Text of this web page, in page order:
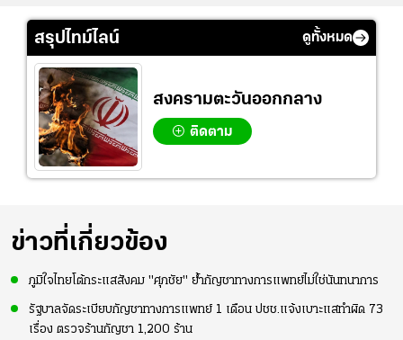
สรุปไทม์ไลน์ ดูทั้งหมด
สงครามตะวันออกกลาง
ติดตาม
ข่าวที่เกี่ยวข้อง
ภูมิใจไทยโต้กระแสสังคม "ศุภชัย" ย้ำกัญชาทางการแพทย์ไม่ใช่นันทนาการ
รัฐบาลจัดระเบียบกัญชาทางการแพทย์ 1 เดือน ปชช.แจ้งเบาะแสทำผิด 73
เรื่อง ตรวจร้านกัญชา 1,200 ร้าน